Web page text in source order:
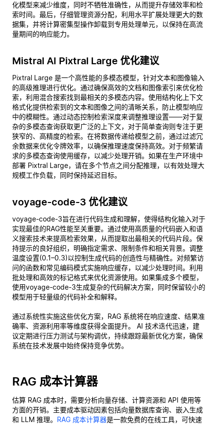
化模型来减少维度，同时不牺牲准确性，从而提升存储效率和检
索时间。最后，仔细管理资源分配，利用水平扩展处理更大的数
据集，并将计算密集型操作卸载到专用处理单元，以保持在高流
量期间的响应能力。
Mistral AI Pixtral Large 优化建议
Pixtral Large 是一个高性能的多模态模型，针对文本和图像输入
的高级推理进行优化。通过确保高效的文档和图像索引来优化检
索，利用混合搜索找到最相关的多模态内容。使用结构化上下文
格式化提供检索到的文本和图像之间的清晰关系，防止模型响应
中的模糊性。通过动态控制检索深度来调整推理设置——对于复
杂的多模态查询获取更广泛的上下文，对于简单查询则专注于更
狭窄的、高精度的检索。在将数据传递给模型之前，通过过滤冗
余数据来优化令牌效率，以确保推理速度保持高效。对于频繁请
求的多模态查询使用缓存，以减少处理开销。如果在生产环境中
部署 Pixtral Large，请在多个节点之间分配推理，以有效处理大
规模工作负载，同时保持延迟目标。
voyage-code-3 优化建议
voyage-code-3旨在进行代码生成和理解，使得结构化输入对于
实现最佳的RAG性能至关重要。通过使用高质量的代码嵌入和语
义搜索技术来提高检索效果，从而提取出最相关的代码片段。保
持提示的良好组织，明确指定需求、限制条件和相关背景。调整
温度设置(0.1–0.3)以控制生成代码的创造性与精确性。对频繁访
问的函数和常见编码模式实施响应缓存，以减少处理时间。利用
批处理和高效的标记格式来优化资源使用。如果集成多个模型，
使用voyage-code-3生成复杂的代码解决方案，同时保留较小的
模型用于轻量级的代码补全和解释。
通过系统性实施这些优化方案，RAG 系统将在响应速度、结果准
确率、资源利用率等维度获得全面提升。 AI 技术迭代迅速，建
议定期进行压力测试与架构调优，持续跟踪最新优化方案，确保
系统在技术发展中始终保持竞争优势。
RAG 成本计算器
估算 RAG 成本时，需要分析向量存储、计算资源和 API 使用等
方面的开销。主要成本驱动因素包括向量数据库查询、嵌入生成
和 LLM 推理。 RAG 成本计算器是一款免费的在线工具，可快速